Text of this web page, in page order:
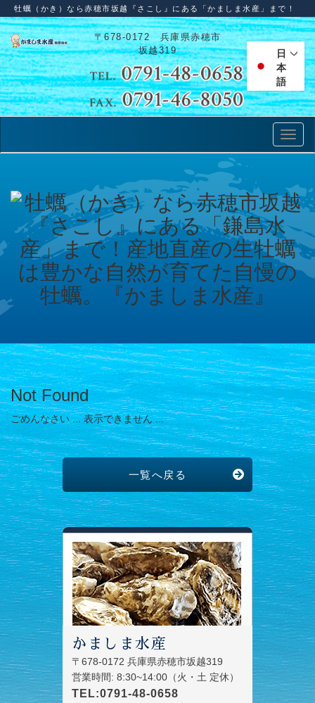
牡蠣（かき）なら赤穂市坂越『さこし』にある「かましま水産」まで！
〒678-0172 兵庫県赤穂市
坂越319
日
本
語
Not Found
ごめんなさい ... 表示できません ...
一覧へ戻る
かましま水産
〒678-0172 兵庫県赤穂市坂越319
営業時間: 8:30~14:00（火・土 定休）
TEL:0791-48-0658